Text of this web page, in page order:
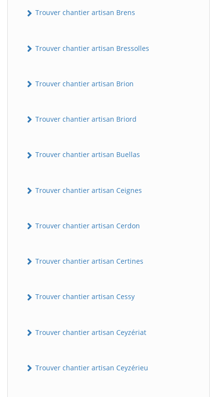
Trouver chantier artisan Brens
Trouver chantier artisan Bressolles
Trouver chantier artisan Brion
Trouver chantier artisan Briord
Trouver chantier artisan Buellas
Trouver chantier artisan Ceignes
Trouver chantier artisan Cerdon
Trouver chantier artisan Certines
Trouver chantier artisan Cessy
Trouver chantier artisan Ceyzériat
Trouver chantier artisan Ceyzérieu